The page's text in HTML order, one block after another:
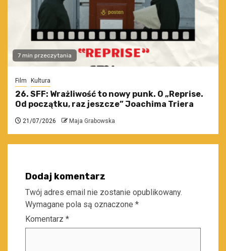
7 min przeczytania
Film Kultura
26. SFF: Wrażliwość to nowy punk. O „Reprise.
Od początku, raz jeszcze” Joachima Triera
21/07/2026 Maja Grabowska
Dodaj komentarz
Twój adres email nie zostanie opublikowany.
Wymagane pola są oznaczone *
Komentarz *